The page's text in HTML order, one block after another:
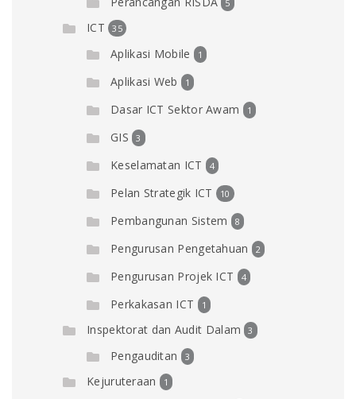
5
ICT 35
Aplikasi Mobile 1
Aplikasi Web 1
Dasar ICT Sektor Awam 1
GIS 3
Keselamatan ICT 4
Pelan Strategik ICT 10
Pembangunan Sistem 8
Pengurusan Pengetahuan 2
Pengurusan Projek ICT 4
Perkakasan ICT 1
Inspektorat dan Audit Dalam 3
Pengauditan 3
Kejuruteraan 1